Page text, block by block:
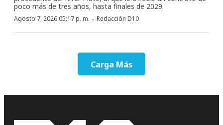
poco más de tres años, hasta finales de 2029.
Agosto 7, 2026 05:17 p. m. · Redacción D10
Carga Más